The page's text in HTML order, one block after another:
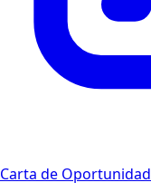
Carta de Oportunidad